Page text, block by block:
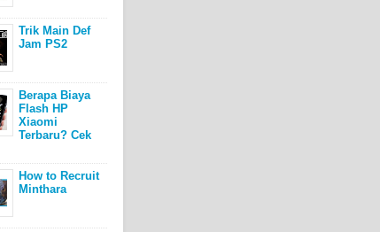
Trik Main Def
Jam PS2
Berapa Biaya
Flash HP
Xiaomi
Terbaru? Cek
How to Recruit
Minthara